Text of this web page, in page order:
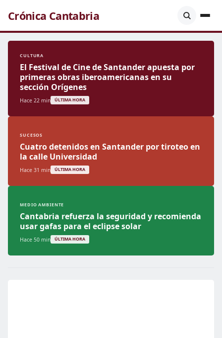
Crónica Cantabria
CULTURA
El Festival de Cine de Santander apuesta por
primeras obras iberoamericanas en su
sección Orígenes
Hace 22 min ÚLTIMA HORA
SUCESOS
Cuatro detenidos en Santander por tiroteo en
la calle Universidad
Hace 31 min ÚLTIMA HORA
MEDIO AMBIENTE
Cantabria refuerza la seguridad y recomienda
usar gafas para el eclipse solar
Hace 50 min ÚLTIMA HORA